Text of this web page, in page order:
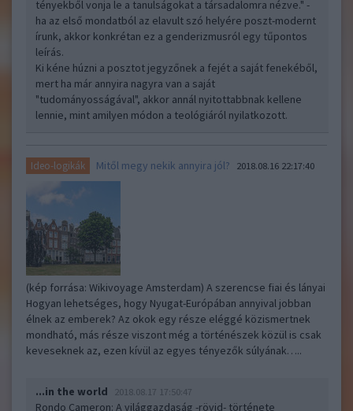
tényekből vonja le a tanulságokat a társadalomra nézve." -
ha az első mondatból az elavult szó helyére poszt-modernt
írunk, akkor konkrétan ez a genderizmusról egy tűpontos
leírás.
Ki kéne húzni a posztot jegyzőnek a fejét a saját fenekéből,
mert ha már annyira nagyra van a saját
"tudományosságával", akkor annál nyitottabbnak kellene
lennie, mint amilyen módon a teológiáról nyilatkozott.
Ideo-logikák Mitől megy nekik annyira jól? 2018.08.16 22:17:40
(kép forrása: Wikivoyage Amsterdam) A szerencse fiai és lányai
Hogyan lehetséges, hogy Nyugat-Európában annyival jobban
élnek az emberek? Az okok egy része eléggé közismertnek
mondható, más része viszont még a történészek közül is csak
keveseknek az, ezen kívül az egyes tényezők súlyának…..
...in the world 2018.08.17 17:50:47
Rondo Cameron: A világgazdaság -rövid- története